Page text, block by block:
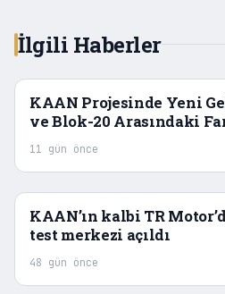
İlgili Haberler
KAAN Projesinde Yeni
ve Blok-20 Arasındaki
Hedefi
11 gün önce
KAAN’ın kalbi TR
test merkezi açıldı
48 gün önce